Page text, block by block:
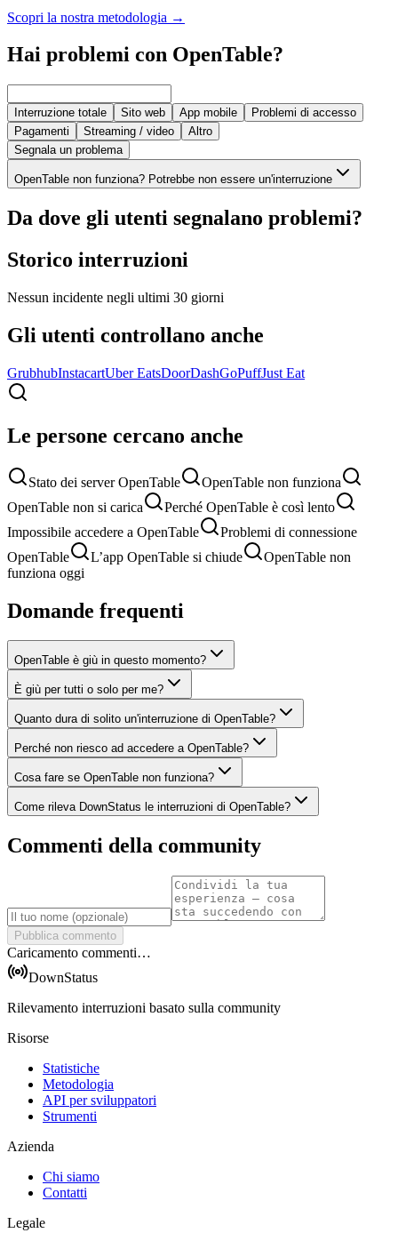
Scopri la nostra metodologia →
Hai problemi con OpenTable?
Interruzione totale Sito web App mobile
Problemi di accesso
Pagamenti
Streaming / video
Altro
Segnala un problema
OpenTable non funziona? Potrebbe non essere un'interruzione
Da dove gli utenti segnalano problemi?
Storico interruzioni
Nessun incidente negli ultimi 30 giorni
Gli utenti controllano anche
GrubhubInstacartUber EatsDoorDashGoPuffJust Eat
Le persone cercano anche
Stato dei server OpenTable
OpenTable non funziona
OpenTable non si carica
Perché OpenTable è così lento
Impossibile accedere a OpenTable
Problemi di connessione
OpenTable
L’app OpenTable si chiude
OpenTable non
funziona oggi
Domande frequenti
OpenTable è giù in questo momento?
È giù per tutti o solo per me?
Quanto dura di solito un'interruzione di OpenTable?
Perché non riesco ad accedere a OpenTable?
Cosa fare se OpenTable non funziona?
Come rileva DownStatus le interruzioni di OpenTable?
Commenti della community
Pubblica commento
Caricamento commenti…
DownStatus
Rilevamento interruzioni basato sulla community
Risorse
Statistiche
Metodologia
API per sviluppatori
Strumenti
Azienda
Chi siamo
Contatti
Legale